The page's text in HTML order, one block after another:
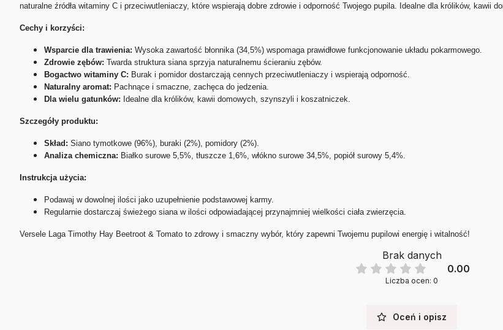
naturalne źródła witaminy C i przeciwutleniaczy, które wspierają dobre zdrowie i odporność Twojego pupila. Idealne dla królików,
Cechy i korzyści:
Wsparcie dla trawienia: Wysoka zawartość błonnika (34,5%) wspomaga prawidłowe funkcjonowanie układu pokarmowego.
Zdrowie zębów: Twarda struktura siana sprzyja naturalnemu ścieraniu zębów.
Bogactwo witaminy C: Burak i pomidor dostarczają cennych przeciwutleniaczy i wspierają odporność.
Naturalny aromat: Pachnące i smaczne, zachęca do jedzenia.
Dla wielu gatunków: Idealne dla królików, kawii domowych, szynszyli i koszatniczek.
Szczegóły produktu:
Skład: Siano tymotkowe (96%), buraki (2%), pomidory (2%).
Analiza chemiczna: Białko surowe 5,5%, tłuszcze 1,6%, włókno surowe 34,5%, popiół surowy 5,4%.
Instrukcja użycia:
Podawaj w dowolnej ilości jako uzupełnienie podstawowej karmy.
Regularnie dostarczaj świeżego siana w ilości odpowiadającej przynajmniej wielkości ciała zwierzęcia.
Versele Laga Timothy Hay Beetroot & Tomato to zdrowy i smaczny wybór, który zapewni Twojemu pupilowi energię i witalność!
Brak danych
0.00
Liczba ocen: 0
Oceń i opisz